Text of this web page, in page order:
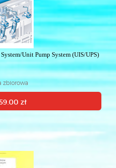
Unit Pump System (UIS/UPS)
zbiorowa
zł